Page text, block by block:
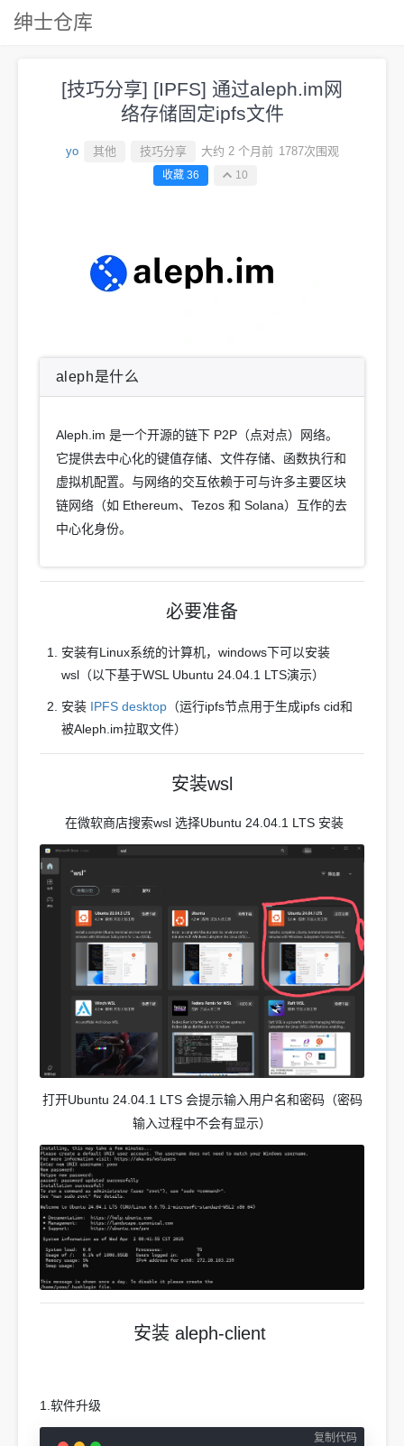
绅士仓库
[技巧分享] [IPFS] 通过aleph.im网
络存储固定ipfs文件
yo 其他 技巧分享 大约 2 个月前 1787次围观
收藏 36 10
aleph是什么
Aleph.im 是一个开源的链下 P2P（点对点）网络。
它提供去中心化的键值存储、文件存储、函数执行和
虚拟机配置。与网络的交互依赖于可与许多主要区块
链网络（如 Ethereum、Tezos 和 Solana）互作的去
中心化身份。
必要准备
安装有Linux系统的计算机，windows下可以安装
wsl（以下基于WSL Ubuntu 24.04.1 LTS演示）
安装 IPFS desktop （运行ipfs节点用于生成ipfs cid和
被Aleph.im拉取文件）
安装wsl
在微软商店搜索wsl 选择Ubuntu 24.04.1 LTS 安装
打开Ubuntu 24.04.1 LTS 会提示输入用户名和密码（密码
输入过程中不会有显示）
安装 aleph-client
1.软件升级
复制代码